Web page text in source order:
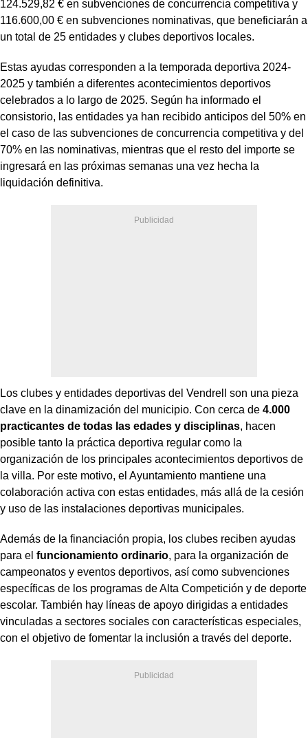
124.529,82 € en subvenciones de concurrencia competitiva y
116.600,00 € en subvenciones nominativas, que beneficiarán a
un total de 25 entidades y clubes deportivos locales.
Estas ayudas corresponden a la temporada deportiva 2024-
2025 y también a diferentes acontecimientos deportivos
celebrados a lo largo de 2025. Según ha informado el
consistorio, las entidades ya han recibido anticipos del 50% en
el caso de las subvenciones de concurrencia competitiva y del
70% en las nominativas, mientras que el resto del importe se
ingresará en las próximas semanas una vez hecha la
liquidación definitiva.
Los clubes y entidades deportivas del Vendrell son una pieza
clave en la dinamización del municipio. Con cerca de 4.000
practicantes de todas las edades y disciplinas, hacen
posible tanto la práctica deportiva regular como la
organización de los principales acontecimientos deportivos de
la villa. Por este motivo, el Ayuntamiento mantiene una
colaboración activa con estas entidades, más allá de la cesión
y uso de las instalaciones deportivas municipales.
Además de la financiación propia, los clubes reciben ayudas
para el funcionamiento ordinario, para la organización de
campeonatos y eventos deportivos, así como subvenciones
específicas de los programas de Alta Competición y de deporte
escolar. También hay líneas de apoyo dirigidas a entidades
vinculadas a sectores sociales con características especiales,
con el objetivo de fomentar la inclusión a través del deporte.